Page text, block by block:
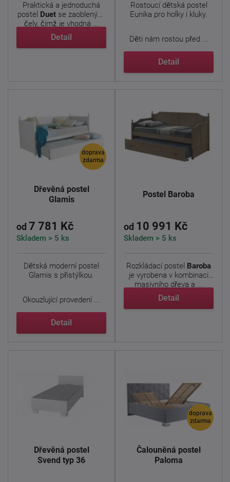
Praktická a jednoduchá
postel Duet se zaoblenými
čely, čímž je vhodná ...
Detail
Rostoucí dětská postel
Eunika pro holky i kluky.
Děti nám rostou před ...
Detail
doprava
zdarma
Dřevěná postel
Glamis
od 7 781 Kč
Skladem > 5 ks
Dětská moderní postel
Glamis s přistýlkou.
Okouzlující provedení ...
Detail
Postel Baroba
od 10 991 Kč
Skladem > 5 ks
Rozkládací postel Baroba
je vyrobena v kombinaci
masivního dřeva a ...
Detail
Dřevěná postel
Svend typ 36
doprava
zdarma
Čalouněná postel
Paloma